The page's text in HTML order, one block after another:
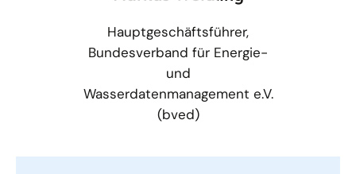
Hauptgeschäftsführer,
Bundesverband für Energie-
und
Wasserdatenmanagement e.V.
(bved)